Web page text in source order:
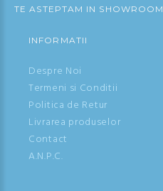
TE ASTEPTAM IN SHOWROOM
INFORMATII
Despre Noi
Termeni si Conditii
Politica de Retur
Livrarea produselor
Contact
A.N.P.C.